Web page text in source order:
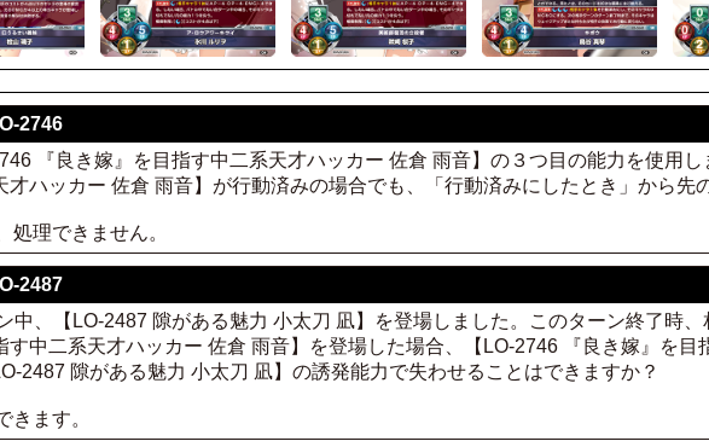
2746
『良き嫁』を目指す中二系天才ハッカー 佐倉 雨音】の３つ目の能力を使用
才ハッカー 佐倉 雨音】が行動済みの場合でも、「行動済みにしたとき」から先
処理できません。
2487
中、【LO-2487 隙がある魅力 小太刀 凪】を登場しました。このターン終了時
す中二系天才ハッカー 佐倉 雨音】を登場した場合、【LO-2746 『良き嫁』を
2487 隙がある魅力 小太刀 凪】の誘発能力で失わせることはできますか？
きます。